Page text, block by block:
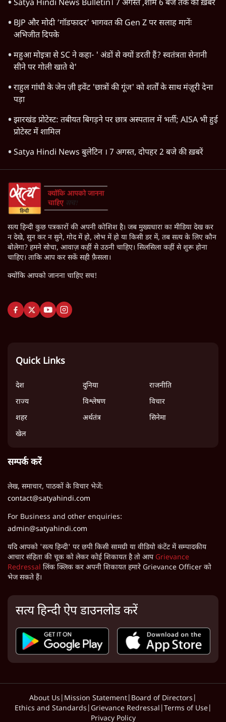
Satya Hindi News Bulletin। 7 अगस्त ,शाम 6 बजे तक की ख़बरें
BJP और मोदी ‘गॉडफादर’ भागवत की Gen Z पर सलाह मानेंः
अभिजीत दिपके
महुआ मोइत्रा से SC ने कहा- ' अंडों से क्यों डरती हैं? स्वतंत्रता सेनानी
सीने पर गोली खाते थे'
राहुल गांधी के जेन ज़ी इवेंट 'छात्रों की गूंज' को शर्तों के साथ मंज़ूरी देना
पड़ा
झारखंड प्रोटेस्ट: तबीयत बिगड़ने पर छात्र अस्पताल में भर्ती; AISA भी हुई
प्रोटेस्ट में शामिल
Satya Hindi News बुलेटिन । 7 अगस्त, दोपहर 2 बजे की ख़बरें
सत्य हिन्दी कुछ पत्रकारों की अपनी कोशिश है। जब मुख्यधारा का मीडिया देख कर
न देखे, सुन कर न सुने, गोद में हो, लोभ में हो या किसी डर में, तब सत्य के लिए कौन
बोलेगा? हमने सोचा, आवाज़ कहीं से उठनी चाहिए। सिलसिला कहीं से शुरू होना
चाहिए। ताकि आप कर सकें सही फ़ैसला।
क्योंकि आपको जानना चाहिए सच!
Quick Links
देश दुनिया
राजनीति
राज्य
विश्लेषण
विचार
शहर
अर्थतंत्र
सिनेमा
खेल
सम्पर्क करें
लेख, समाचार, पाठकों के विचार भेजें:
contact@satyahindi.com
For Business and other enquiries:
admin@satyahindi.com
यदि आपको 'सत्य हिन्दी' पर छपी किसी सामग्री या वीडियो कंटेंट में सम्पादकीय
आचार संहिता की चूक को लेकर कोई शिकायत है तो आप Grievance
Redressal लिंक क्लिक कर अपनी शिकायत हमारे Grievance Officer को
भेज सकते हैं।
सत्य हिन्दी ऐप डाउनलोड करें
About Us Mission Statement Board of Directors
Ethics and Standards Grievance Redressal Terms of Use|
Privacy Policy